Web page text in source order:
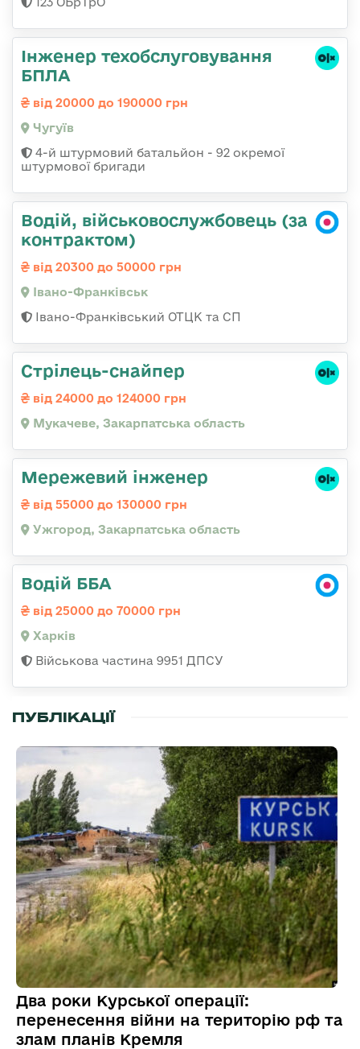
Інженер техобслуговування
БПЛА
від 20000 до 190000 грн
Чугуїв
4-й штурмовий батальйон - 92 окремої
штурмової бригади
Водій, військовослужбовець (за
контрактом)
від 20300 до 50000 грн
Івано-Франківськ
Івано-Франківський ОТЦК та СП
Стрілець-снайпер
від 24000 до 124000 грн
Мукачеве, Закарпатська область
Мережевий інженер
від 55000 до 130000 грн
Ужгород, Закарпатська область
Водій ББА
від 25000 до 70000 грн
Харків
Військова частина 9951 ДПСУ
ПУБЛІКАЦІЇ
Два роки Курської операції:
перенесення війни на територію рф та
злам планів Кремля